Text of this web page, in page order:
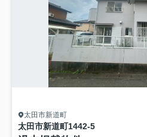
太田市新道町
太田市新道町1442-5